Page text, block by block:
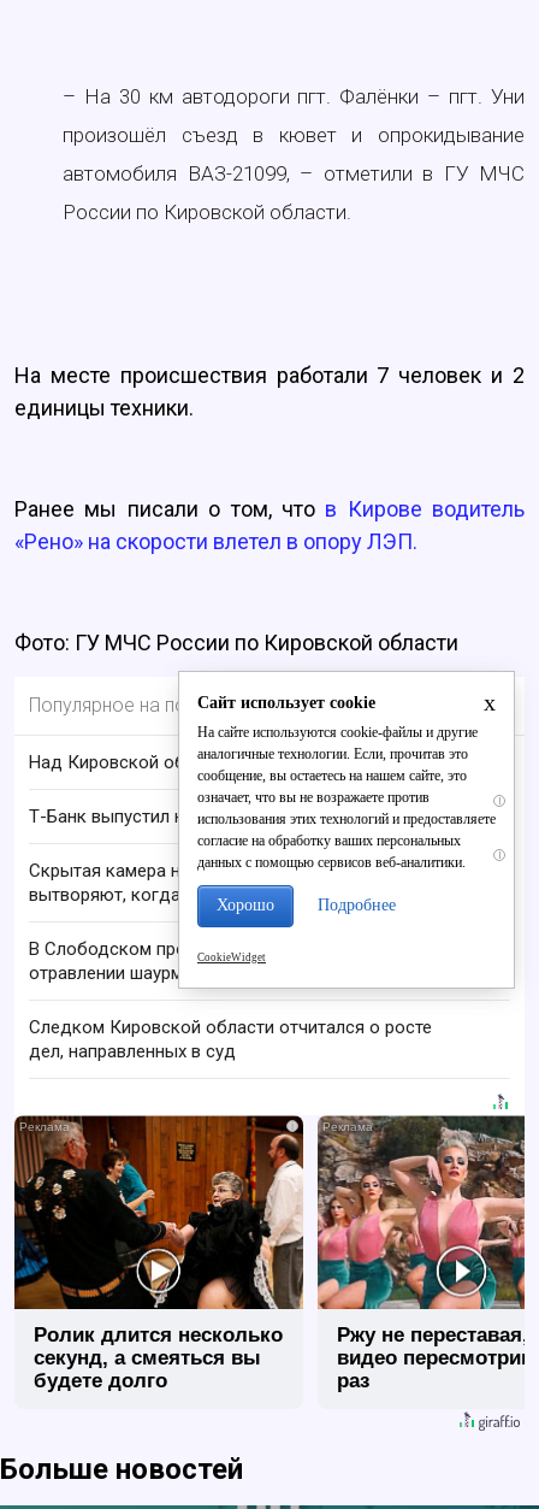
– На 30 км автодороги пгт. Фалёнки – пгт. Уни
произошёл съезд в кювет и опрокидывание
автомобиля ВАЗ-21099, – отметили в ГУ МЧС
России по Кировской области.
На месте происшествия работали 7 человек и 2
единицы техники.
Ранее мы писали о том, что в Кирове водитель
«Рено» на скорости влетел в опору ЛЭП.
Фото: ГУ МЧС России по Кировской области
Популярное на портале
Над Кировской областью сбили БПЛА
i
Т-Банк выпустил карты с запахом!
i
Скрытая камера на пляже Крыма: Что люди
вытворяют, когда их не видят...
В Слободском проверяют сообщение о пищевом
отравлении шаурмой
Следком Кировской области отчитался о росте
дел, направленных в суд
i
Ролик длится несколько
секунд, а смеяться вы
будете долго
Ржу не переставая,
видео
раз
Больше новостей
x
Сайт использует cookie
На сайте используются cookie-файлы и другие
аналогичные технологии. Если, прочитав это
сообщение, вы остаетесь на нашем сайте, это
означает, что вы не возражаете против
использования этих технологий и предоставляете
согласие на обработку ваших персональных
данных с помощью сервисов веб-аналитики.
Хорошо Подробнее
CookieWidget